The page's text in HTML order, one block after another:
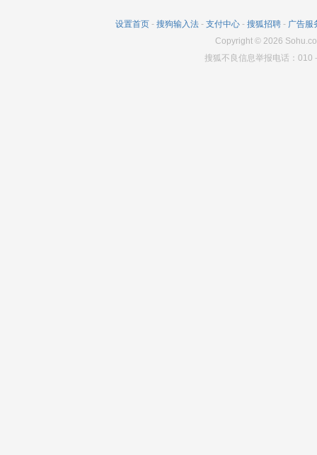
设置首页 - 搜狗输入法 - 支付中心 - 搜狐招聘 - 广告服
Copyright© 2026
搜狐不良信息举报电话：010